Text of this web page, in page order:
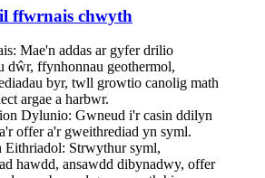
ffwrnais chwyth
Mae'n addas ar gyfer drilio
dŵr, ffynhonnau geothermol,
byr, twll growtio canolig math
argae a harbwr.
Dylunio: Gwneud i'r casin ddilyn
offer a'r gweithrediad yn syml.
Eithriadol: Strwythur syml,
hawdd, ansawdd dibynadwy, offer